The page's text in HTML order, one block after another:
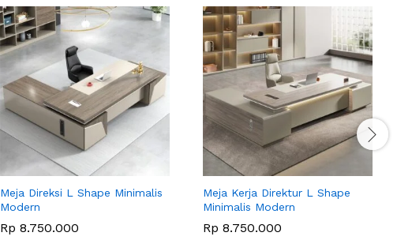
Meja Direksi L Shape Minimalis
Modern
Rp 8.750.000
Meja Kerja Direktur L Shape
Minimalis Modern
Rp 8.750.000